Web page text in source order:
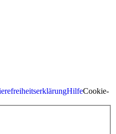
HilfeCookie-